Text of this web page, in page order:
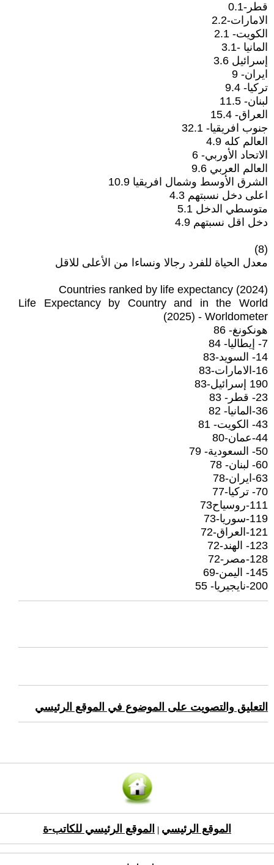
قطر-0.1
الامارات-2.2
الكويت- 2.1
المانيا -3.1
إسرائيل 3.6
ايران- 9
تركيا- 9.4
لبنان- 11.5
العراق- 15.4
جنوب افريقيا- 32.1
العالم كله 4.9
الاتحاد الأوربي- 6
العالم العربي 9.6
الشرق الأوسط وشمال افريقيا 10.9
اعلى دخل نسبتهم 4.3
متوسطي الدخل 5.1
دخل اقل نسبتهم 4.9
(8)
معدل الحياة للفرد رجالا ونساءا من الأعلى للاقل
Countries ranked by life expectancy (2024)
Life Expectancy by Country and in the World
(2025) - Worldometer
هونكونغ- 86
7- إيطاليا- 84
14- السويد-83
16-الامارات-83
190 إسرائيل-83
23- قطر- 83
36-المانيا- 82
43- الكويت- 81
44-عمان-80
50- السعودية- 79
60- لبنان- 78
63-ايران-78
70- تركيا-77
111-روسياح73
119-سوريا-73
121-العراق-72
123- الهند-72
128-مصر-72
145- اليمن-69
200-نايجيريا- 55
التعليق والتصويت على الموضوع في الموقع الرئيسي
الموقع الرئيسي الموقع الرئيسي للكاتب-ة